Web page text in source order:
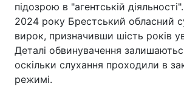
підозрою в "агентській
2024 року Брестський обласний
вирок, призначивши шість років
Деталі обвинувачення
оскільки слухання проходили в
режимі.